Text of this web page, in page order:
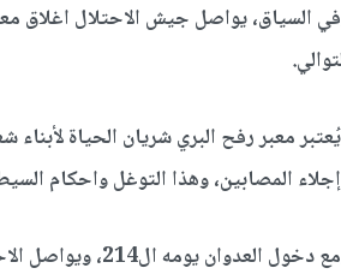
السياق، يواصل جيش الاحتلال اغلاق
معبر رفح البري شريان الحياة
المصابين، وهذا التوغل واحكام
العدوان يومه ال214، ويواصل الاحتلال الإسرائيلي عدوانه برا وبحرا وجوا على قطاع